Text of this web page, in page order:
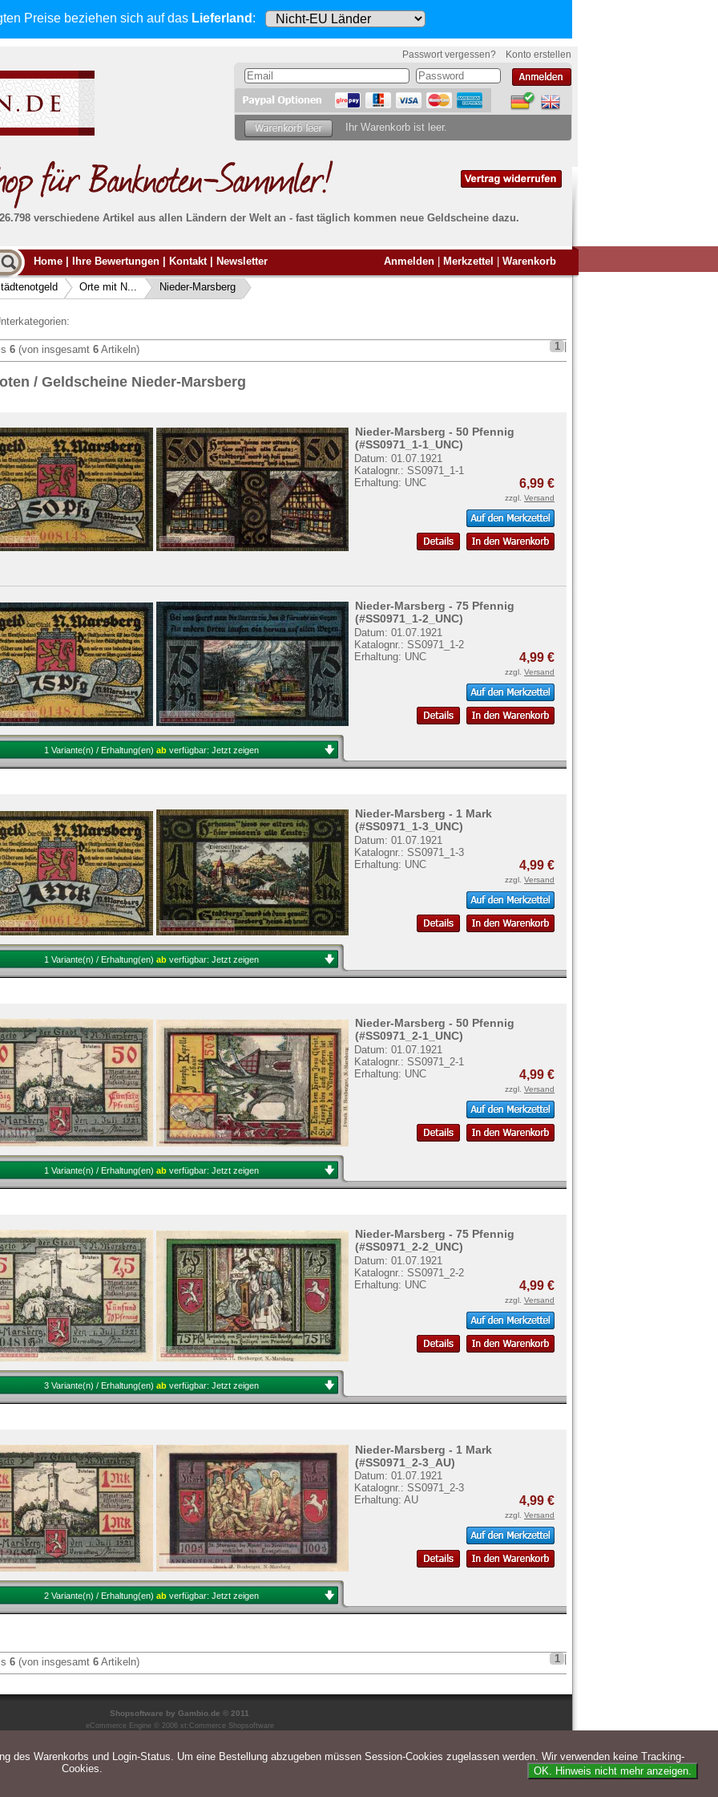
Preise beziehen sich auf das Lieferland :
Passwort vergessen? Konto erstellen
Ihr Warenkorb ist leer.
verschiedene Artikel aus allen Ländern der Welt an - fast täglich kommen neue Geldscheine dazu.
Alle Lieferungen, auch ins Ausland, werden
von uns voll versichert. Sie habenkein Risiko
falls die Sendung verloren geht oder beschädigt
wird.
Absolute Zuverlässigkeit:
Banknoten
Möchten Sie Banknoten
verkaufen?
Siehier.
Home Ihre Bewertungen Kontakt Newsletter Anmelden Merkzettel Warenkorb
Orte mit N... Nieder-Marsberg
6 (von insgesamt 6 Artikeln) 1
/ Geldscheine Nieder-Marsberg
Nieder-Marsberg - 50 Pfennig
(#SS0971_1-1_UNC)
Datum: 01.07.1921
Katalognr.: SS0971_1-1
Erhaltung: UNC
6,99 €
zzgl. Versand
Nieder-Marsberg - 75 Pfennig
(#SS0971_1-2_UNC)
Datum: 01.07.1921
Katalognr.: SS0971_1-2
Erhaltung: UNC
4,99 €
zzgl. Versand
1 Variante(n) / Erhaltung(en) ab verfügbar: Jetzt zeigen
Nieder-Marsberg - 1 Mark
(#SS0971_1-3_UNC)
Datum: 01.07.1921
Katalognr.: SS0971_1-3
Erhaltung: UNC
4,99 €
zzgl. Versand
1 Variante(n) / Erhaltung(en) ab verfügbar: Jetzt zeigen
Nieder-Marsberg - 50 Pfennig
(#SS0971_2-1_UNC)
Datum: 01.07.1921
Katalognr.: SS0971_2-1
Erhaltung: UNC
4,99 €
zzgl. Versand
1 Variante(n) / Erhaltung(en) ab verfügbar: Jetzt zeigen
Nieder-Marsberg - 75 Pfennig
(#SS0971_2-2_UNC)
Datum: 01.07.1921
Katalognr.: SS0971_2-2
Erhaltung: UNC
4,99 €
zzgl. Versand
3 Variante(n) / Erhaltung(en) ab verfügbar: Jetzt zeigen
Nieder-Marsberg - 1 Mark
(#SS0971_2-3_AU)
Datum: 01.07.1921
Katalognr.: SS0971_2-3
Erhaltung: AU
4,99 €
zzgl. Versand
2 Variante(n) / Erhaltung(en) ab verfügbar: Jetzt zeigen
6 (von insgesamt 6 Artikeln) 1 |
Shopsoftware by Gambio.de © 2011
eCommerce Engine © 2006 xt:Commerce Shopsoftware
des Warenkorbs und Login-Status. Um eine Bestellung abzugeben müssen Session-Cookies zugelassen werden. Wir verwenden keine Tracking-
Cookies.
OK. Hinweis nicht mehr anzeigen.